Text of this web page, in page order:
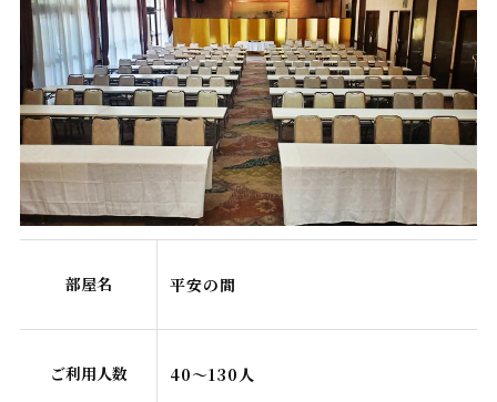
部屋名 平安の間
ご利用人数 40～130人